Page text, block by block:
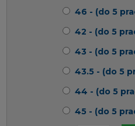
46 - (do 5
42 - (do 5
43 - (do 5
43.5 - (do 5
44 - (do 5
45 - (do 5